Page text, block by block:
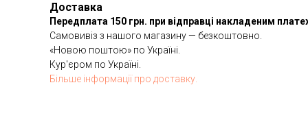
Доставка
Передплата 150 грн. при відправці накладеним
Самовивіз з нашого магазину — безкоштовно.
«Новою поштою» по Україні.
Кур'єром по Україні.
Більше інформації про доставку.